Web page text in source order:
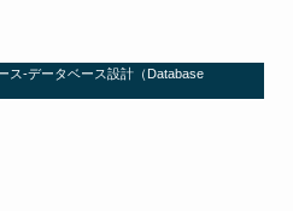
ス-データベース設計（Database